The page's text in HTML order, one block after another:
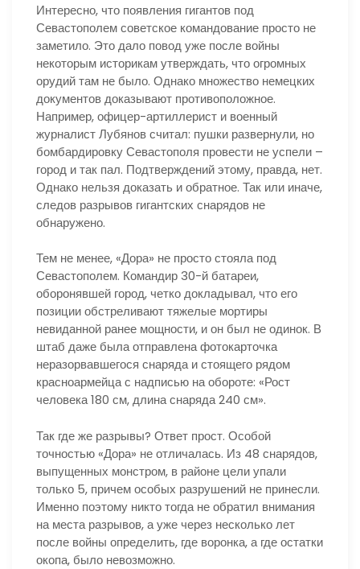
Интересно, что появления гигантов под
Севастополем советское командование просто не
заметило. Это дало повод уже после войны
некоторым историкам утверждать, что огромных
орудий там не было. Однако множество немецких
документов доказывают противоположное.
Например, офицер-артиллерист и военный
журналист Лубянов считал: пушки развернули, но
бомбардировку Севастополя провести не успели –
город и так пал. Подтверждений этому, правда, нет.
Однако нельзя доказать и обратное. Так или иначе,
следов разрывов гигантских снарядов не
обнаружено.
Тем не менее, «Дора» не просто стояла под
Севастополем. Командир 30-й батареи,
оборонявшей город, четко докладывал, что его
позиции обстреливают тяжелые мортиры
невиданной ранее мощности, и он был не одинок. В
штаб даже была отправлена фотокарточка
неразорвавшегося снаряда и стоящего рядом
красноармейца с надписью на обороте: «Рост
человека 180 см, длина снаряда 240 см».
Так где же разрывы? Ответ прост. Особой
точностью «Дора» не отличалась. Из 48 снарядов,
выпущенных монстром, в районе цели упали
только 5, причем особых разрушений не принесли.
Именно поэтому никто тогда не обратил внимания
на места разрывов, а уже через несколько лет
после войны определить, где воронка, а где остатки
окопа, было невозможно.